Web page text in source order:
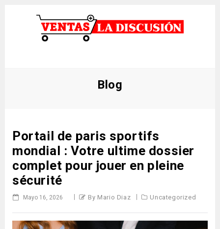
Blog
Portail de paris sportifs
mondial : Votre ultime dossier
complet pour jouer en pleine
sécurité
Mayo 16, 2026 By Mario Diaz Uncategorized